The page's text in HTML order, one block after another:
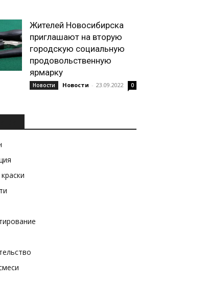
Жителей Новосибирска
приглашают на вторую
городскую социальную
продовольственную
ярмарку
Новости Новости - 23.09.2022 0